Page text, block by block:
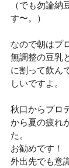
（でも勿論納
す〜。）
なので朝はプ
無調整の豆乳
に割って飲ん
しいですよ。
秋口からプロ
から夏の疲れ
た。
お勧めです！
外出先でも意